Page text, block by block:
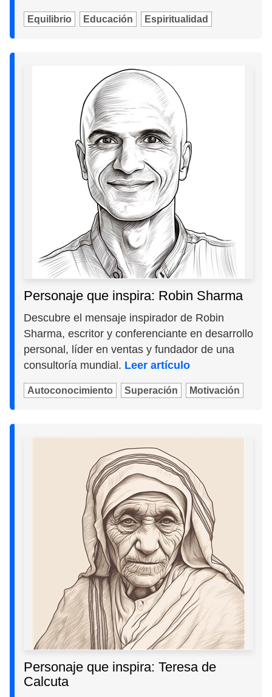
Equilibrio Educación Espiritualidad
Personaje que inspira: Robin Sharma
Descubre el mensaje inspirador de Robin
Sharma, escritor y conferenciante en desarrollo
personal, líder en ventas y fundador de una
consultoría mundial. Leer artículo
Autoconocimiento Superación Motivación
Personaje que inspira: Teresa de
Calcuta